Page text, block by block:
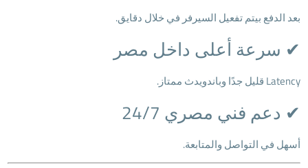
بعد الدفع بيتم تفعيل السيرفر في خلال دقايق.
✔ سرعة أعلى داخل مصر
Latency قليل جدًا وباندويدث ممتاز.
✔ دعم فني مصري 24/7
أسهل في التواصل والمتابعة.